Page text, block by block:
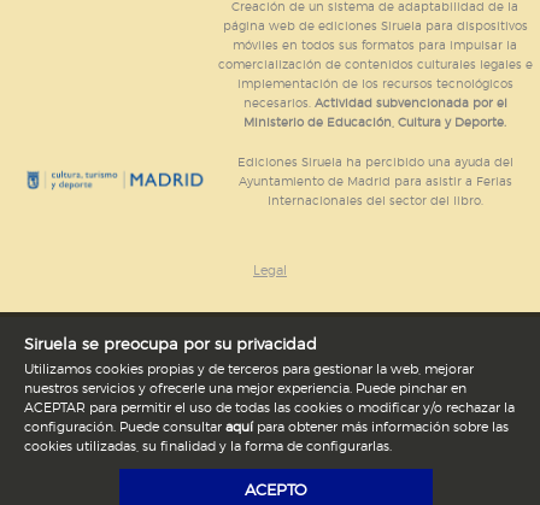
Creación de un sistema de adaptabilidad de la
página web de ediciones Siruela para dispositivos
móviles en todos sus formatos para impulsar la
comercialización de contenidos culturales legales e
implementación de los recursos tecnológicos
necesarios. Actividad subvencionada por el
Ministerio de Educación, Cultura y Deporte.
Ediciones Siruela ha percibido una ayuda del
Ayuntamiento de Madrid para asistir a Ferias
Internacionales del sector del libro.
Legal
Siruela se preocupa por su privacidad
Utilizamos cookies propias y de terceros para gestionar la web, mejorar
nuestros servicios y ofrecerle una mejor experiencia. Puede pinchar en
ACEPTAR para permitir el uso de todas las cookies o modificar y/o rechazar la
configuración. Puede consultar aquí para obtener más información sobre las
cookies utilizadas, su finalidad y la forma de configurarlas.
ACEPTO